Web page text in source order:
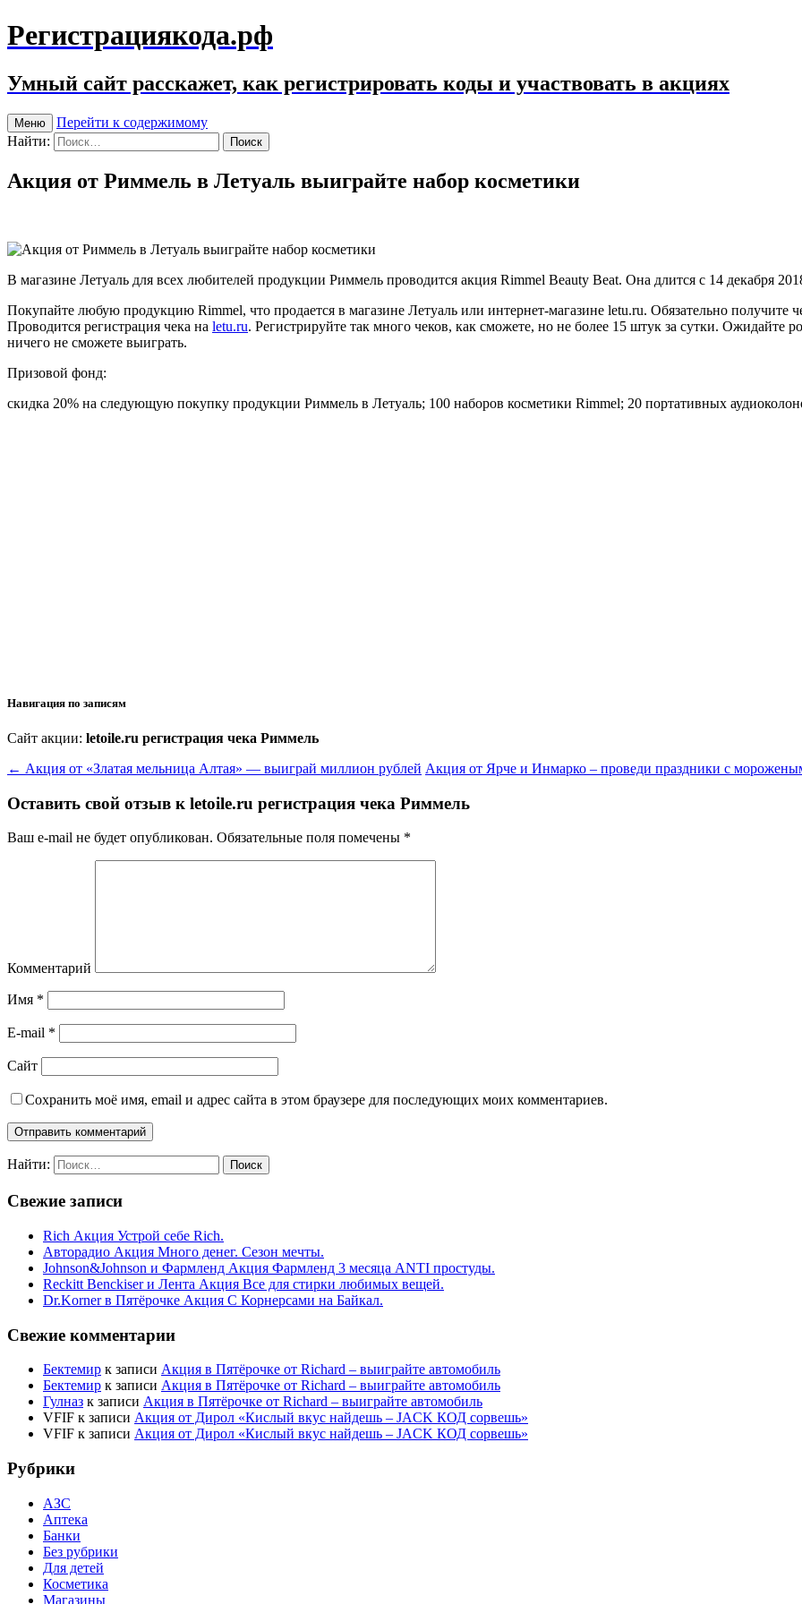
Регистрациякода.рф
Умный сайт расскажет, как регистрировать коды и участвовать в акциях
Меню
Перейти к содержимому
Найти:
Акция от Риммель в Летуаль выиграйте набор косметики
В магазине Летуаль для всех любителей продукции Риммель проводится акция Rimmel Beauty Beat. Она длится с 14 декабря
Покупайте любую продукцию Rimmel, что продается в магазине Летуаль или интернет-магазине letu.ru. Обязательно получите
Проводится регистрация чека на letu.ru. Регистрируйте так много чеков, как сможете, но не более 15 штук за сутки.
ничего не сможете выиграть.
Призовой фонд:
скидка 20% на следующую покупку продукции Риммель в Летуаль; 100 наборов косметики Rimmel; 20 портативных
Навигация по записям
Сайт акции: letoile.ru регистрация чека Риммель
← Акция от «Златая мельница Алтая» — выиграй миллион рублей Акция от Ярче и Инмарко – проведи праздники с
Оставить свой отзыв к letoile.ru регистрация чека Риммель
Ваш e-mail не будет опубликован. Обязательные поля помечены *
Комментарий
Имя *
E-mail *
Сайт
Сохранить моё имя, email и адрес сайта в этом браузере для последующих моих комментариев.
Найти:
Свежие записи
Rich Акция Устрой себе Rich.
Авторадио Акция Много денег. Сезон мечты.
Johnson&Johnson и Фармленд Акция Фармленд 3 месяца ANTI простуды.
Reckitt Benckiser и Лента Акция Все для стирки любимых вещей.
Dr.Korner в Пятёрочке Акция С Корнерсами на Байкал.
Свежие комментарии
Бектемир к записи Акция в Пятёрочке от Richard – выиграйте автомобиль
Бектемир к записи Акция в Пятёрочке от Richard – выиграйте автомобиль
Гулназ к записи Акция в Пятёрочке от Richard – выиграйте автомобиль
VFIF к записи Акция от Дирол «Кислый вкус найдешь – JACK КОД сорвешь»
VFIF к записи Акция от Дирол «Кислый вкус найдешь – JACK КОД сорвешь»
Рубрики
АЗС
Аптека
Банки
Без рубрики
Для детей
Косметика
Магазины